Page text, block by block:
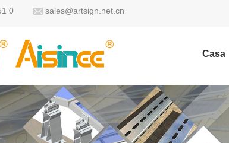
0 sales@artsign.net.cn
Casa